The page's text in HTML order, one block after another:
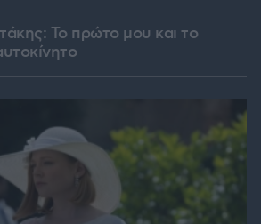
Το πρώτο μου και το